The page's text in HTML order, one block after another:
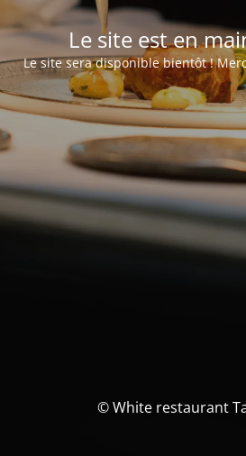
Le site est en
Le site sera disponible bientôt !
© White restaurant